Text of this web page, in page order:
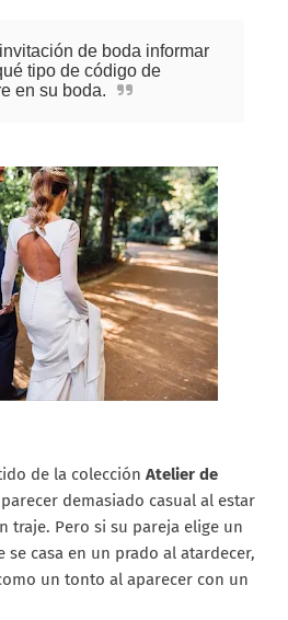
de boda informar
tipo de código de
en su boda.
de la colección Atelier de
demasiado casual al estar
traje. Pero si su pareja elige un
se casa en un prado al atardecer,
un tonto al aparecer con un